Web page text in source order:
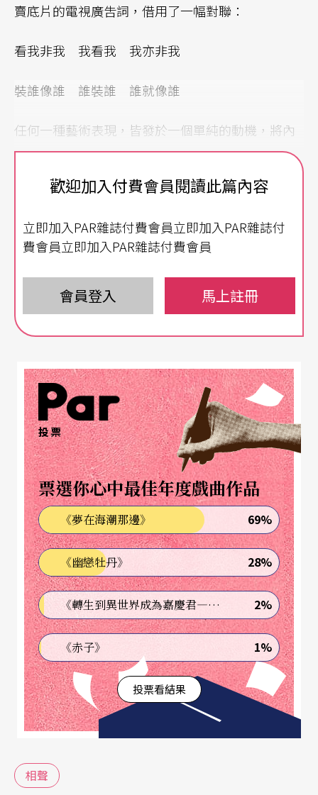
賣底片的電視廣吿詞，借用了一幅對聯：
看我非我 我看我 我亦非我
裝誰像誰 誰裝誰 誰就像誰
任何一種藝術表現，皆發於一個單純的動機，將內
容透過適當的形式傳達出來，並產生獨特的風格，
是每一個創作人都在做的。試將「說學逗唱」的橫
「相聲是一種以『說』爲基本形式的表演藝術，透
過學、唱等方法，傳達內容，並建立『逗』的風
格。」
相聲，能不能「裝誰像誰」？部份從事專業表演的
只停留在「把角色演好」這個層次上，對二十世紀
初的寫實主義而言，這個想法是正確的；但在寫實
主義之前與之後，這個想法則是可笑的。中國的表
演體系中，「敍事」與「代言」不能偏廢，相聲表
演更出於此一體系，游走於敍事、代言之間。
一個演員表演相聲，就段子內容講述時，他是個
「敍事人」；說到某個人物，他要飾演那個人，成
爲暫時的「角色」；最難拿揑的是「自己」。「自
己」這個層次，指的不是演員眞正的自己，而是表
演時，台上的自己，難即難在不能在台上假扮一個
自己，否則便直接演了一個角色；又不能完全抛掉
本來的眞自己，否則演員的獨立特質將被抹殺。此
說非是要誇顯相聲演員之能，而是提醒，在演出相
聲的時候，要精確認知，放鬆從事。「自己」、
而「抖包袱」可以說是相聲表演的代名詞，「裝包
歡迎加入付費會員閱讀此篇內容
立即加入PAR雜誌付費會員立即加入PAR雜誌付
費會員立即加入PAR雜誌付費會員
會員登入 馬上註冊
投票
票選你心中最佳年度戲曲作品
《夢在海潮那邊》 69%
《幽戀牡丹》 28%
《轉生到異世界成為嘉慶君—發現我的祖先是詐騙集團!?》 2%
《赤子》 1%
投票看結果
相聲